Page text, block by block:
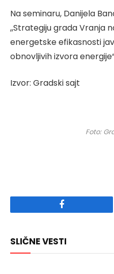
Na seminaru, Danijela
,,Strategiju grada Vranja
energetske efikasnosti
obnovljivih izvora
Izvor: Gradski sajt
Foto:
Facebook
SLIČNE VESTI